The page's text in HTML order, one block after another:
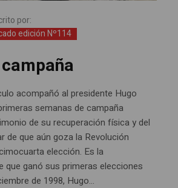
por:
edición Nº114
acompañó al presidente Hugo
semanas de campaña
de su recuperación física y del
de que aún goza la Revolución
elección. Es la
que ganó sus primeras elecciones
de 1998, Hugo...